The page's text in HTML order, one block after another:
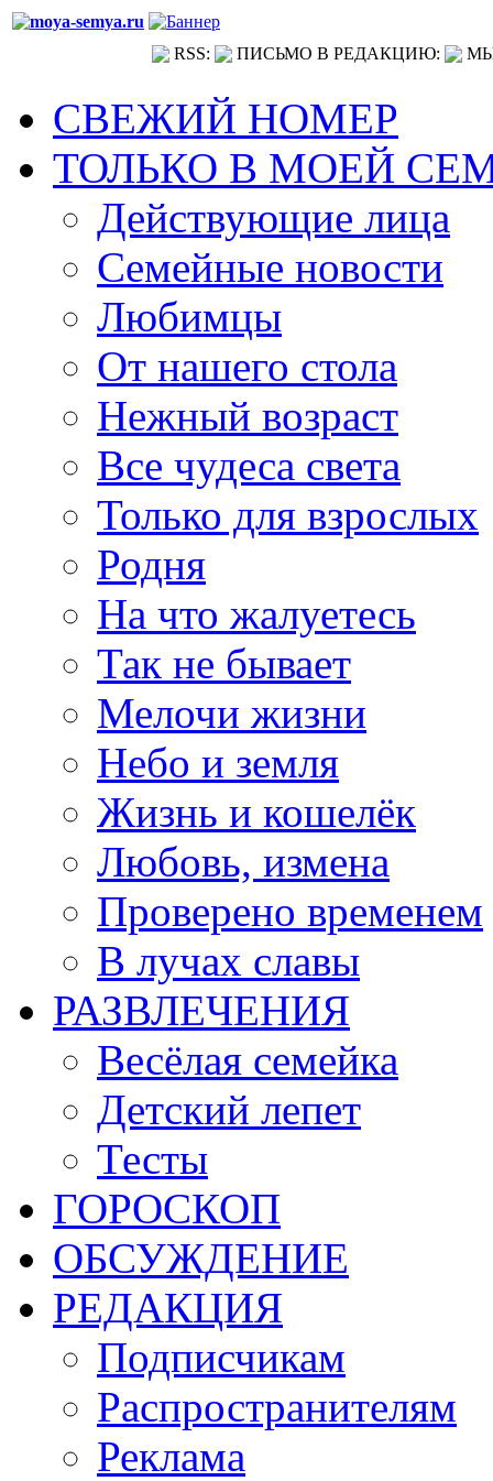
RSS: ПИСЬМО В РЕДАКЦИЮ:
СВЕЖИЙ НОМЕР
ТОЛЬКО В МОЕЙ
Действующие лица
Семейные новости
Любимцы
От нашего стола
Нежный возраст
Все чудеса света
Только для взрослых
Родня
На что жалуетесь
Так не бывает
Мелочи жизни
Небо и земля
Жизнь и кошелёк
Любовь, измена
Проверено временем
В лучах славы
РАЗВЛЕЧЕНИЯ
Весёлая семейка
Детский лепет
Тесты
ГОРОСКОП
ОБСУЖДЕНИЕ
РЕДАКЦИЯ
Подписчикам
Распространителям
Реклама